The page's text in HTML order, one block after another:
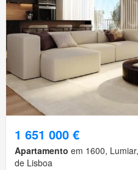
1 651 000 €
Apartamento em 1600,
de Lisboa